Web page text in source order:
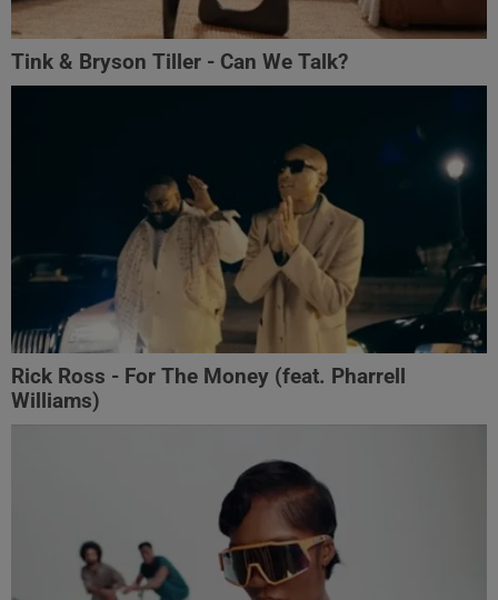
Tink & Bryson Tiller - Can We Talk?
Rick Ross - For The Money (feat. Pharrell
Williams)